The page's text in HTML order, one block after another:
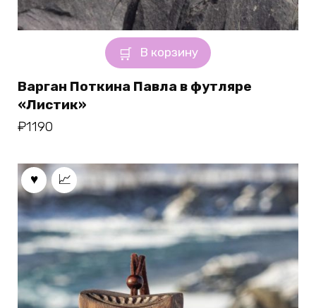
В корзину
Варган Поткина Павла в футляре
«Листик»
₽1190